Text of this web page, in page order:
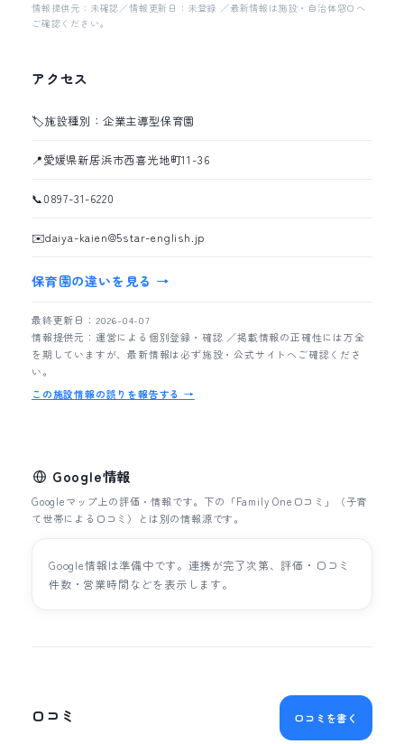
情報提供元：未確認／情報更新日：未登録 ／最新情報は施設・自治体窓口へ
ご確認ください。
アクセス
🏷️施設種別：企業主導型保育園
📍愛媛県新居浜市西喜光地町11-36
📞0897-31-6220
✉️daiya-kaien@5star-english.jp
保育園の違いを見る →
最終更新日：2026-04-07
情報提供元：運営による個別登録・確認 ／掲載情報の正確性には万全
を期していますが、最新情報は必ず施設・公式サイトへご確認くださ
い。
この施設情報の誤りを報告する →
Google情報
Googleマップ上の評価・情報です。下の「Family One口コミ」（子育
て世帯による口コミ）とは別の情報源です。
Google情報は準備中です。連携が完了次第、評価・口コミ
件数・営業時間などを表示します。
口コミ 口コミを書く